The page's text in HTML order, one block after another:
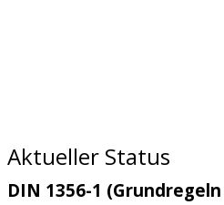
Aktueller Status
DIN 1356-1